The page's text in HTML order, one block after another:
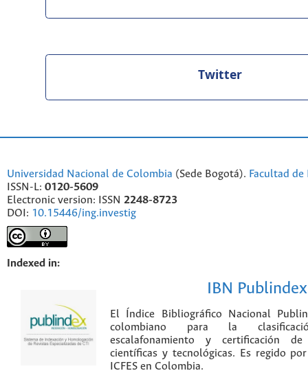
Twitter
Universidad Nacional de Colombia (Sede Bogotá). Facultad de
ISSN-L: 0120-5609
Electronic version: ISSN 2248-8723
DOI: 10.15446/ing.investig
Indexed in:
IBN Publindex
El Índice Bibliográfico Nacional
colombiano para la
escalafonamiento y certificación
científicas y tecnológicas. Es regido
ICFES en Colombia.